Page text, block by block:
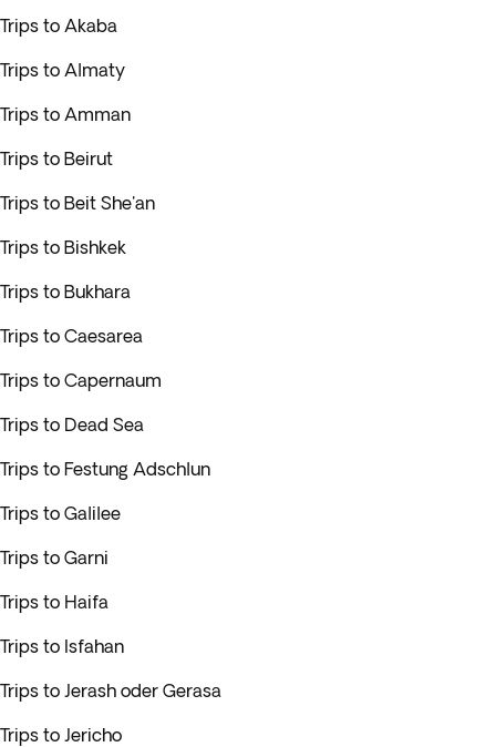
Trips to Akaba
Trips to Almaty
Trips to Amman
Trips to Beirut
Trips to Beit She'an
Trips to Bishkek
Trips to Bukhara
Trips to Caesarea
Trips to Capernaum
Trips to Dead Sea
Trips to Festung Adschlun
Trips to Galilee
Trips to Garni
Trips to Haifa
Trips to Isfahan
Trips to Jerash oder Gerasa
Trips to Jericho